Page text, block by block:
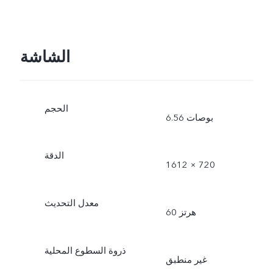
الشاشة
الحجم
6.56 بوصات
الدقة
1612 × 720
معدل التحديث
60 هرتز
ذروة السطوع المحلية
غير منطبق